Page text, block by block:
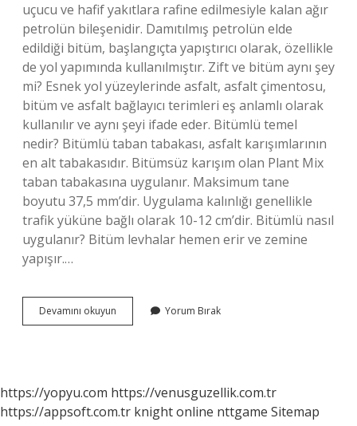
uçucu ve hafif yakıtlara rafine edilmesiyle kalan ağır
petrolün bileşenidir. Damıtılmış petrolün elde
edildiği bitüm, başlangıçta yapıştırıcı olarak, özellikle
de yol yapımında kullanılmıştır. Zift ve bitüm aynı şey
mi? Esnek yol yüzeylerinde asfalt, asfalt çimentosu,
bitüm ve asfalt bağlayıcı terimleri eş anlamlı olarak
kullanılır ve aynı şeyi ifade eder. Bitümlü temel
nedir? Bitümlü taban tabakası, asfalt karışımlarının
en alt tabakasıdır. Bitümsüz karışım olan Plant Mix
taban tabakasına uygulanır. Maksimum tane
boyutu 37,5 mm’dir. Uygulama kalınlığı genellikle
trafik yüküne bağlı olarak 10-12 cm’dir. Bitümlü nasıl
uygulanır? Bitüm levhalar hemen erir ve zemine
yapışır.…
Devamını okuyun Bitümlüler
Nedir
Yorum Bırak
https://yopyu.com https://venusguzellik.com.tr
https://appsoft.com.tr knight online nttgame Sitemap